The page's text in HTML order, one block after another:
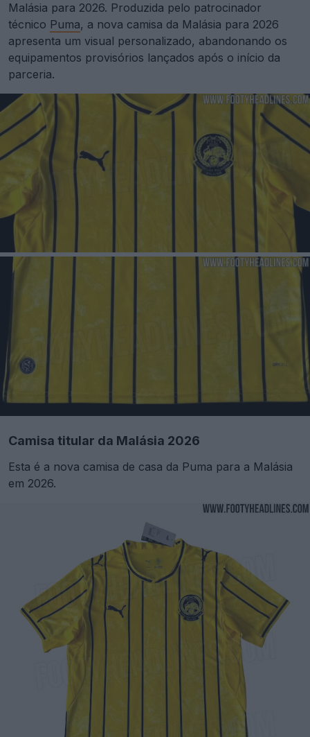
Malásia para 2026. Produzida pelo patrocinador
técnico Puma, a nova camisa da Malásia para 2026
apresenta um visual personalizado, abandonando os
equipamentos provisórios lançados após o início da
parceria.
Camisa titular da Malásia 2026
Esta é a nova camisa de casa da Puma para a Malásia
em 2026.